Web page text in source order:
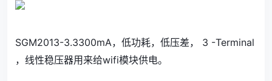
SGM2013-3.3300mA，低功耗，低压差， 3 -Terminal
，线性稳压器用来给wifi模块供电。